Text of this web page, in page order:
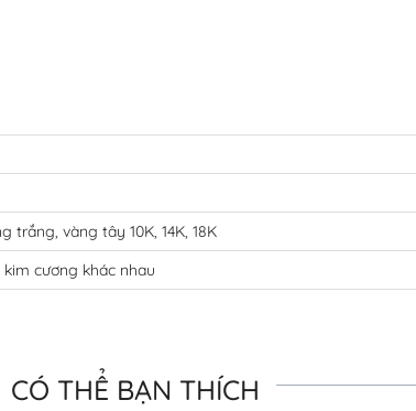
trắng, vàng tây 10K, 14K, 18K
cương khác nhau
CÓ THỂ BẠN THÍCH